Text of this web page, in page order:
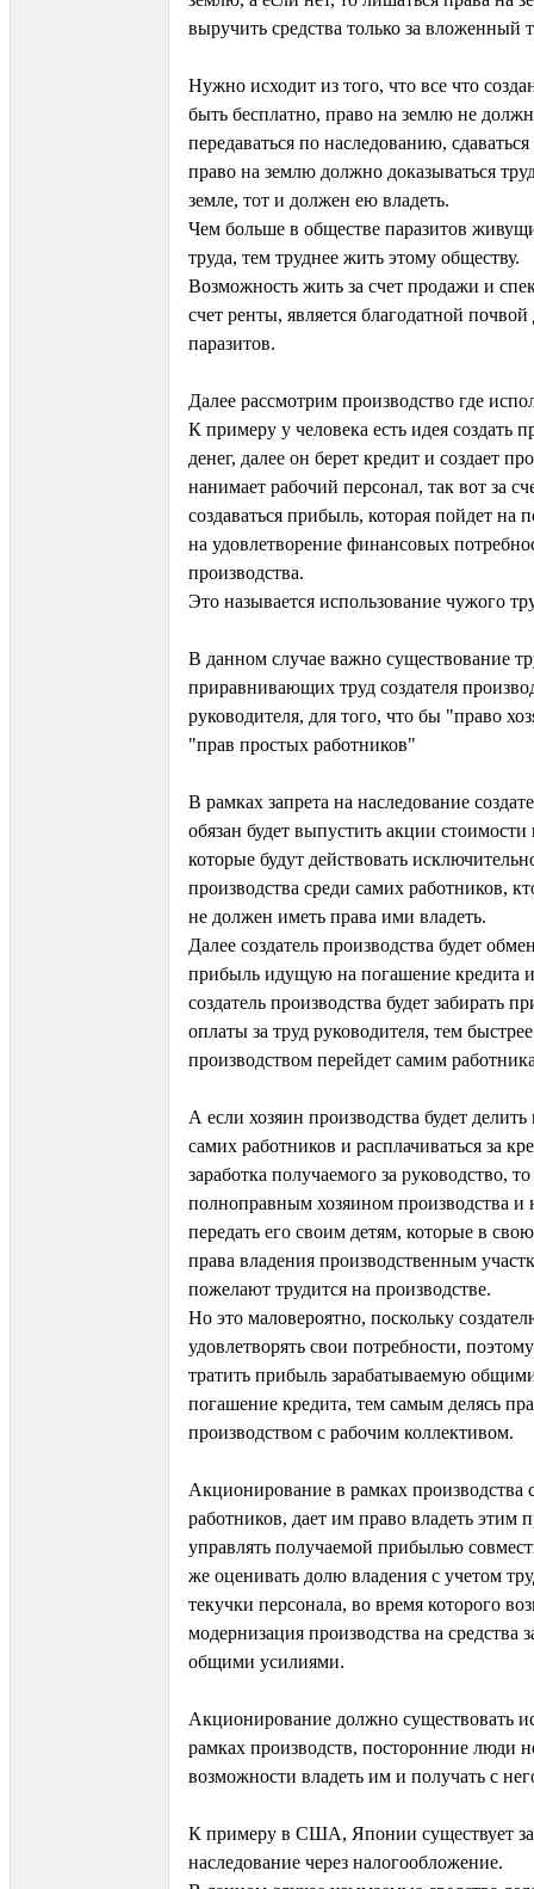
выручить средства только за вложенный
Нужно исходит из того, что все что
быть бесплатно, право на землю не
передаваться по наследованию,
право на землю должно доказываться
земле, тот и должен ею владеть.
Чем больше в обществе паразитов
труда, тем труднее жить этому обществу.
Возможность жить за счет продажи и
счет ренты, является благодатной
паразитов.
Далее рассмотрим производство где
К примеру у человека есть идея создать
денег, далее он берет кредит и создает
нанимает рабочий персонал, так вот за
создаваться прибыль, которая пойдет на
на удовлетворение финансовых
производства.
Это называется использование чужого
В данном случае важно существование
приравнивающих труд создателя
руководителя, для того, что бы "право
"прав простых работников"
В рамках запрета на наследование
обязан будет выпустить акции стоимости
которые будут действовать
производства среди самих работников,
не должен иметь права ими владеть.
Далее создатель производства будет
прибыль идущую на погашение кредита
создатель производства будет забирать
оплаты за труд руководителя, тем
производством перейдет самим
А если хозяин производства будет
самих работников и расплачиваться за
заработка получаемого за руководство, то
полноправным хозяином производства и
передать его своим детям, которые в
права владения производственным
пожелают трудится на производстве.
Но это маловероятно, поскольку
удовлетворять свои потребности,
тратить прибыль зарабатываемую
погашение кредита, тем самым делясь
производством с рабочим коллективом.
Акционирование в рамках производства
работников, дает им право владеть этим
управлять получаемой прибылью
же оценивать долю владения с учетом
текучки персонала, во время которого
модернизация производства на средства
общими усилиями.
Акционирование должно существовать
рамках производств, посторонние люди
возможности владеть им и получать с
К примеру в США, Японии существует
наследование через налогообложение.